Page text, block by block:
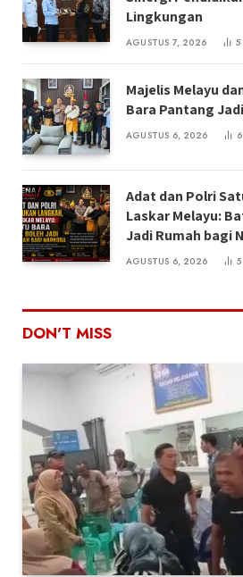
Lingkungan
AGUSTUS 7, 2026 5
Majelis Melayu
Bara Pantang
AGUSTUS 6, 2026
Adat dan Polri
Laskar Melayu:
Jadi Rumah bagi
AGUSTUS 6, 2026 5
DON'T MISS